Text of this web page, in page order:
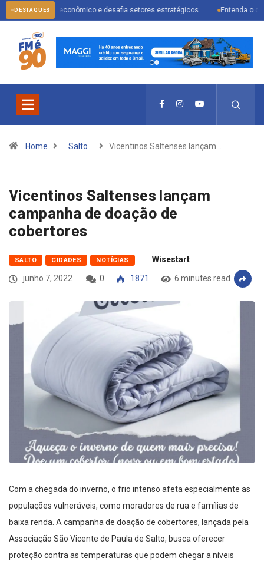
DESTAQUES
econômico e desafia setores estratégicos Entenda o que muda
Home Salto Vicentinos Saltenses lançam…
Vicentinos Saltenses lançam
campanha de doação de
cobertores
SALTO CIDADES NOTÍCIAS
Wisestart
junho 7, 2022
0 1871 6 minutes read
Com a chegada do inverno, o frio intenso afeta especialmente as
populações vulneráveis, como moradores de rua e famílias de
baixa renda. A campanha de doação de cobertores, lançada pela
Associação São Vicente de Paula de Salto, busca oferecer
proteção contra as temperaturas que podem chegar a níveis